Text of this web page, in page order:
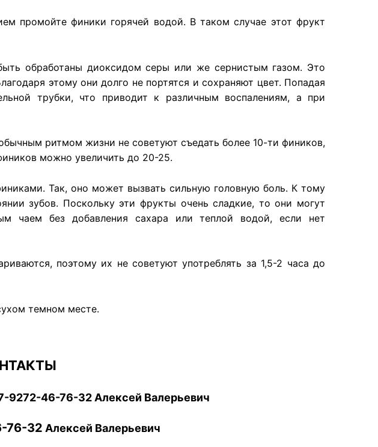
промойте финики горячей водой. В таком случае этот фрукт
обработаны диоксидом серы или же сернистым газом. Это
этому они долго не портятся и сохраняют цвет. Попадая
трубки, что приводит к различным воспалениям, а при
ритмом жизни не советуют съедать более 10-ти фиников,
можно увеличить до 20-25.
Так, оно может вызвать сильную головную боль. К тому
зубов. Поскольку эти фрукты очень сладкие, то они могут
чаем без добавления сахара или теплой водой, если нет
поэтому их не советуют употреблять за 1,5-2 часа до
темном месте.
9272-46-76-32 Алексей Валерьевич
76-32 Алексей Валерьевич